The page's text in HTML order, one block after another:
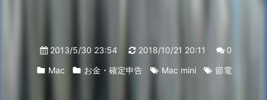
2013/5/30 23:54 2018/10/21 20:11
0
Mac
お金・確定申告 Mac mini 節電